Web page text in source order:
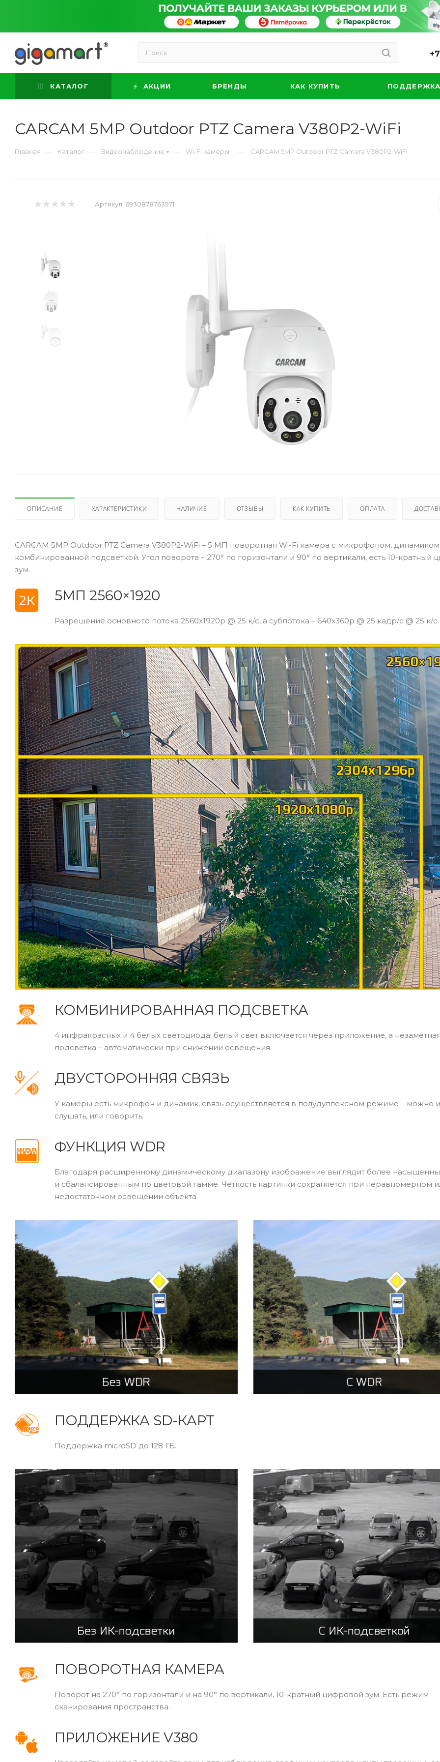
КАТАЛОГ АКЦИИ БРЕНДЫ КАК КУПИТЬ
CARCAM 5MP Outdoor PTZ Camera V380P2-WiFi
Главная — Каталог — Видеонаблюдение — Wi-Fi камеры — CARCAM 5MP Outdoor PTZ Camera V380P2-WiFi
Артикул: 6930878763971
ОПИСАНИЕ ХАРАКТЕРИСТИКИ НАЛИЧИЕ ОТЗЫВЫ КАК КУПИТЬ ОПЛАТА
CARCAM 5MP Outdoor PTZ Camera V380P2-WiFi – 5 МП поворотная Wi-Fi камера с микрофоном,
комбинированной подсветкой. Угол поворота – 270° по горизонтали и 90° по вертикали, есть 10-кратный
зум.
5МП 2560×1920
Разрешение основного потока 2560x1920p @ 25 к/с, а субпотока – 640x360p @ 25 кадр/с @ 25 к/с.
КОМБИНИРОВАННАЯ ПОДСВЕТКА
4 инфракрасных и 4 белых светодиода: белый свет включается через приложение, а
подсветка – автоматически при снижении освещения.
ДВУСТОРОННЯЯ СВЯЗЬ
У камеры есть микрофон и динамик, связь осуществляется в полудуплексном режиме – можно
слушать, или говорить.
ФУНКЦИЯ WDR
Благодаря расширенному динамическому диапазону изображение выглядит более
и сбалансированным по цветовой гамме. Четкость картинки сохраняется при неравномерном
недостаточном освещении объекта.
ПОДДЕРЖКА SD-КАРТ
Поддержка microSD до 128 ГБ.
ПОВОРОТНАЯ КАМЕРА
Поворот на 270° по горизонтали и на 90° по вертикали, 10-кратный цифровой зум. Есть режим
сканирования пространства.
ПРИЛОЖЕНИЕ V380